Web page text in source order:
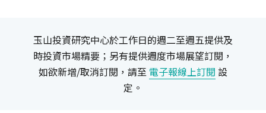
玉山投資研究中心於工作日的週二至週五提供及
時投資市場精要；另有提供週度市場展望訂閱，
如欲新增/取消訂閱，請至 電子報線上訂閱 設
定。